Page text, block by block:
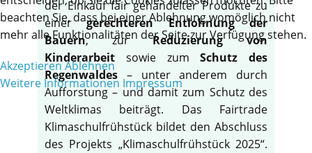
der Einkauf fair gehandelter Produkte zu
einergerechteren Entlohnung der
Bauern, zurReduzierung von
Kinderarbeit sowie zumSchutz des
Regenwaldes – unter anderem durch
Aufforstung – und damit zum Schutz des
Weltklimas beiträgt. Das Fairtrade
Klimaschulfrühstück bildet den Abschluss
des Projekts „Klimaschulfrühstück 2025“.
beachten Sie, dass bei einer Ablehnung womöglich nicht
mehr alle Funktionalitäten der Seite zur Verfügung stehen.
AkzeptierenAblehnen
Weitere Informationen Impressum